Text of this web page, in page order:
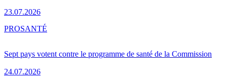
23.07.2026
Sept pays votent contre le programme de santé de la Commission
24.07.2026
PROSANTÉ